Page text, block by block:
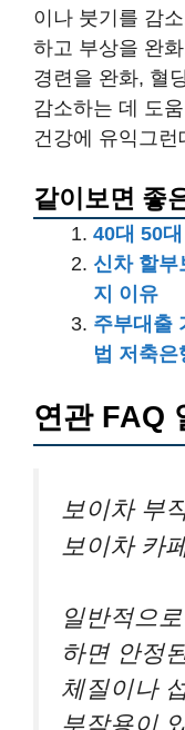
이나 붓기를 감
하고 부상을 완
경련을 완화, 혈
감소하는 데 도
건강에 유익그런
같이보면 좋
40대 50
신차 할부
지 이유
주부대출
법 저축은
연관 FAQ
보이차 부
보이차 카
일반적으
하면 안정
체질이나
부작용이